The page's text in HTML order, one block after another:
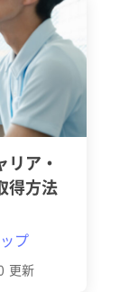
更新
ア・
得方法
プ